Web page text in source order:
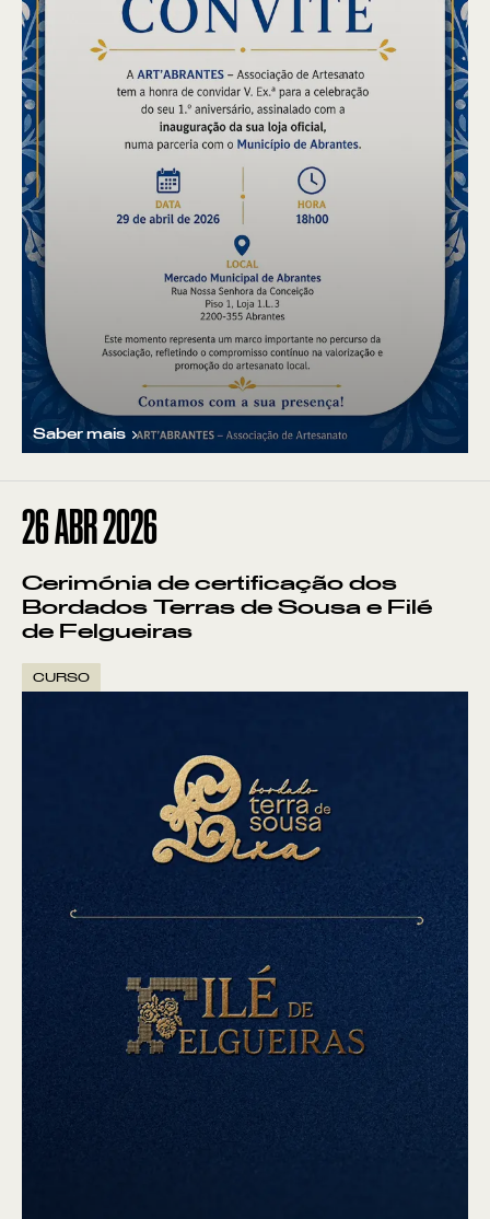
Saber mais
26ABR 2026
Cerimónia de certificação dos
Bordados Terras de Sousa e Filé
de Felgueiras
CURSO